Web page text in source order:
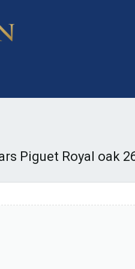
Piguet Royal oak